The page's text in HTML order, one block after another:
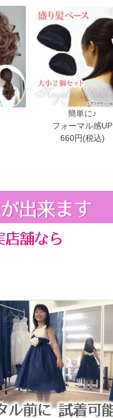
簡単に♪
フォーマル感UP
660円(税込)